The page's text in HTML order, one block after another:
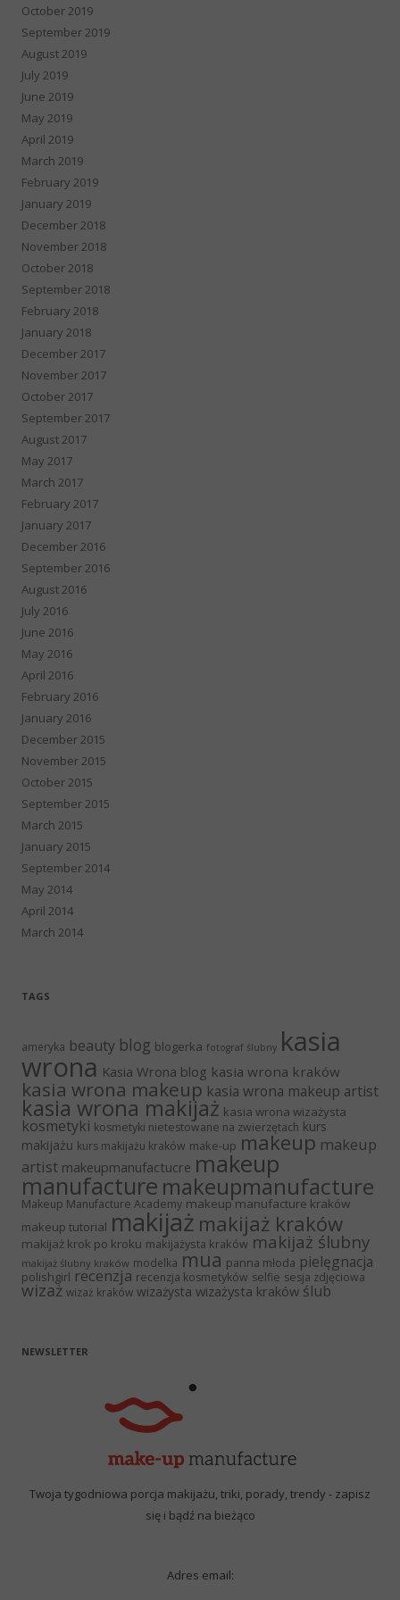
October 2019
September 2019
August 2019
July 2019
June 2019
May 2019
April 2019
March 2019
February 2019
January 2019
December 2018
November 2018
October 2018
September 2018
February 2018
January 2018
December 2017
November 2017
October 2017
September 2017
August 2017
May 2017
March 2017
February 2017
January 2017
December 2016
September 2016
August 2016
July 2016
June 2016
May 2016
April 2016
February 2016
January 2016
December 2015
November 2015
October 2015
September 2015
March 2015
January 2015
September 2014
May 2014
April 2014
March 2014
TAGS
ameryka beauty blog blogerka fotograf ślubny kasia
wrona Kasia Wrona blog kasia wrona kraków
kasia wrona makeup kasia wrona makeup artist
kasia wrona makijaż kasia wrona wizażysta
kosmetyki kosmetyki nietestowane na zwierzętach kurs
makijażu kurs makijażu kraków make-up makeup makeup
artist makeupmanufactucre makeup
manufacture makeupmanufacture
Makeup Manufacture Academy makeup manufacture kraków
makeup tutorial makijaż makijaż kraków
makijaż krok po kroku makijażysta kraków makijaż ślubny
makijaż ślubny kraków modelka mua panna młoda pielęgnacja
polishgirl recenzja recenzja kosmetyków selfie sesja zdjęciowa
wizaż wizaż kraków wizażysta wizażysta kraków ślub
NEWSLETTER
Twoja tygodniowa porcja makijażu, triki, porady, trendy - zapisz
się i bądź na bieżąco
Adres email: